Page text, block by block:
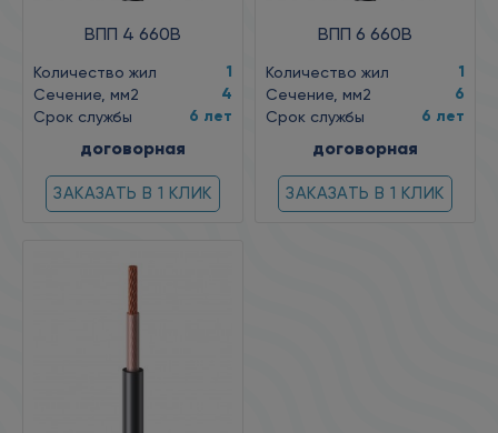
ВПП 4 660В
Количество жил 1
Сечение, мм2 4
Срок службы 6 лет
договорная
ЗАКАЗАТЬ В 1 КЛИК
ВПП 6 660В
Количество жил 1
Сечение, мм2 6
Срок службы 6 лет
договорная
ЗАКАЗАТЬ В 1 КЛИК